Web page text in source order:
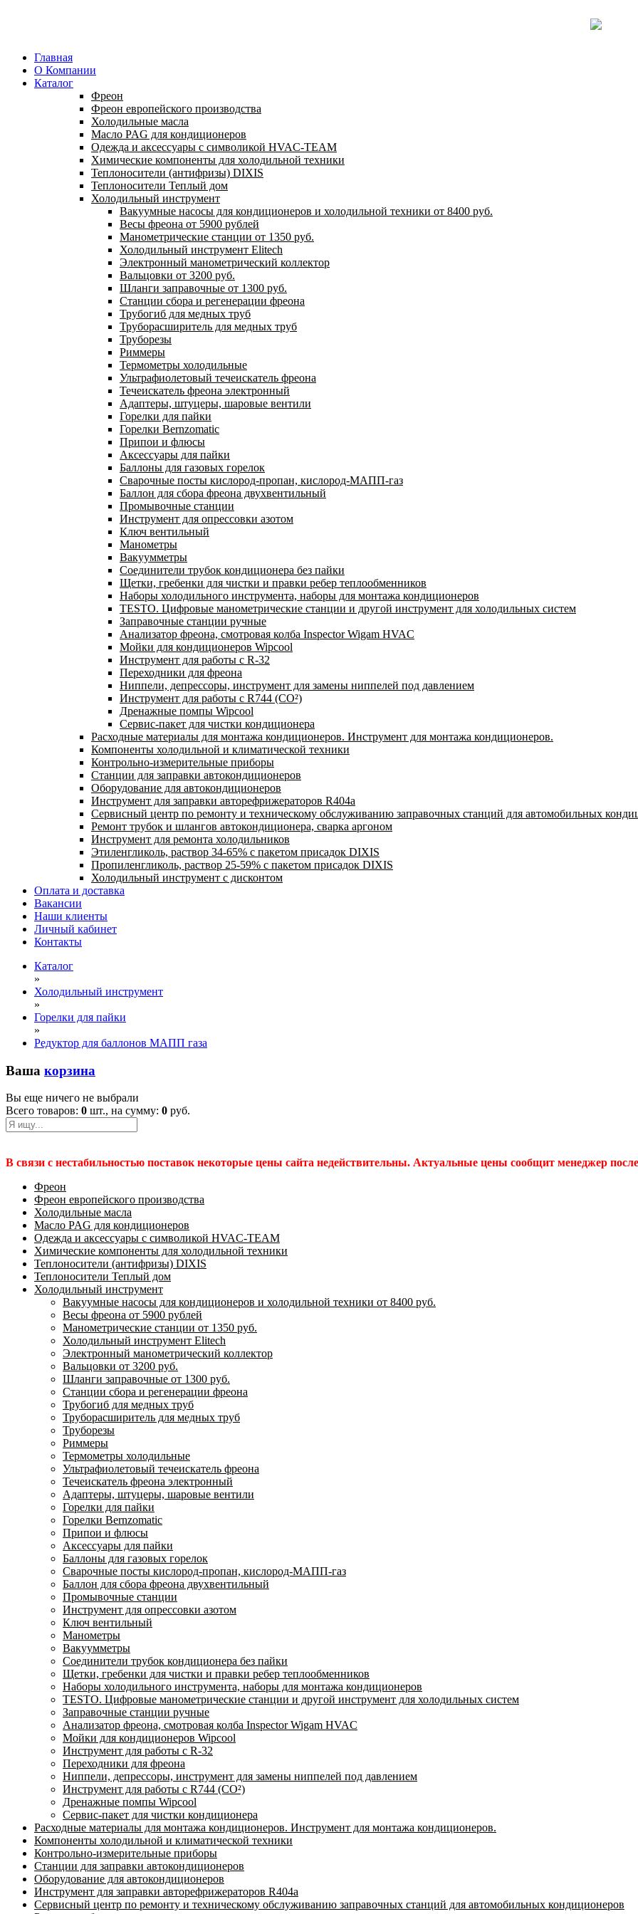
Главная
О Компании
Каталог
Фреон
Фреон европейского производства
Холодильные масла
Масло PAG для кондиционеров
Одежда и аксессуары с символикой HVAC-TEAM
Химические компоненты для холодильной техники
Теплоносители (антифризы) DIXIS
Теплоносители Теплый дом
Холодильный инструмент
Вакуумные насосы для кондиционеров и холодильной техники от 8400 руб.
Весы фреона от 5900 рублей
Манометрические станции от 1350 руб.
Холодильный инструмент Elitech
Электронный манометрический коллектор
Вальцовки от 3200 руб.
Шланги заправочные от 1300 руб.
Станции сбора и регенерации фреона
Трубогиб для медных труб
Труборасширитель для медных труб
Труборезы
Риммеры
Термометры холодильные
Ультрафиолетовый течеискатель фреона
Течеискатель фреона электронный
Адаптеры, штуцеры, шаровые вентили
Горелки для пайки
Горелки Bernzomatic
Припои и флюсы
Аксессуары для пайки
Баллоны для газовых горелок
Сварочные посты кислород-пропан, кислород-МАПП-газ
Баллон для сбора фреона двухвентильный
Промывочные станции
Инструмент для опрессовки азотом
Ключ вентильный
Манометры
Вакуумметры
Соединители трубок кондиционера без пайки
Щетки, гребенки для чистки и правки ребер теплообменников
Наборы холодильного инструмента, наборы для монтажа кондиционеров
TESTO. Цифровые манометрические станции и другой инструмент для холодильных систем
Заправочные станции ручные
Анализатор фреона, смотровая колба Inspector Wigam HVAC
Мойки для кондиционеров Wipcool
Инструмент для работы с R-32
Переходники для фреона
Ниппели, депрессоры, инструмент для замены ниппелей под давлением
Инструмент для работы с R744 (CO²)
Дренажные помпы Wipcool
Сервис-пакет для чистки кондиционера
Расходные материалы для монтажа кондиционеров. Инструмент для монтажа кондиционеров.
Компоненты холодильной и климатической техники
Контрольно-измерительные приборы
Станции для заправки автокондиционеров
Оборудование для автокондиционеров
Инструмент для заправки авторефрижераторов R404a
Сервисный центр по ремонту и техническому обслуживанию заправочных станций для автомобильных
Ремонт трубок и шлангов автокондиционера, сварка аргоном
Инструмент для ремонта холодильников
Этиленгликоль, раствор 34-65% с пакетом присадок DIXIS
Пропиленгликоль, раствор 25-59% с пакетом присадок DIXIS
Холодильный инструмент с дисконтом
Оплата и доставка
Вакансии
Наши клиенты
Личный кабинет
Контакты
Каталог
»
Холодильный инструмент
»
Горелки для пайки
»
Редуктор для баллонов МАПП газа
Ваша корзина
Вы еще ничего не выбрали
Всего товаров: 0 шт., на сумму: 0 руб.
В связи с нестабильностью поставок некоторые цены сайта недействительны. Актуальные цены сообщит менеджер
Фреон
Фреон европейского производства
Холодильные масла
Масло PAG для кондиционеров
Одежда и аксессуары с символикой HVAC-TEAM
Химические компоненты для холодильной техники
Теплоносители (антифризы) DIXIS
Теплоносители Теплый дом
Холодильный инструмент
Вакуумные насосы для кондиционеров и холодильной техники от 8400 руб.
Весы фреона от 5900 рублей
Манометрические станции от 1350 руб.
Холодильный инструмент Elitech
Электронный манометрический коллектор
Вальцовки от 3200 руб.
Шланги заправочные от 1300 руб.
Станции сбора и регенерации фреона
Трубогиб для медных труб
Труборасширитель для медных труб
Труборезы
Риммеры
Термометры холодильные
Ультрафиолетовый течеискатель фреона
Течеискатель фреона электронный
Адаптеры, штуцеры, шаровые вентили
Горелки для пайки
Горелки Bernzomatic
Припои и флюсы
Аксессуары для пайки
Баллоны для газовых горелок
Сварочные посты кислород-пропан, кислород-МАПП-газ
Баллон для сбора фреона двухвентильный
Промывочные станции
Инструмент для опрессовки азотом
Ключ вентильный
Манометры
Вакуумметры
Соединители трубок кондиционера без пайки
Щетки, гребенки для чистки и правки ребер теплообменников
Наборы холодильного инструмента, наборы для монтажа кондиционеров
TESTO. Цифровые манометрические станции и другой инструмент для холодильных систем
Заправочные станции ручные
Анализатор фреона, смотровая колба Inspector Wigam HVAC
Мойки для кондиционеров Wipcool
Инструмент для работы с R-32
Переходники для фреона
Ниппели, депрессоры, инструмент для замены ниппелей под давлением
Инструмент для работы с R744 (CO²)
Дренажные помпы Wipcool
Сервис-пакет для чистки кондиционера
Расходные материалы для монтажа кондиционеров. Инструмент для монтажа кондиционеров.
Компоненты холодильной и климатической техники
Контрольно-измерительные приборы
Станции для заправки автокондиционеров
Оборудование для автокондиционеров
Инструмент для заправки авторефрижераторов R404a
Сервисный центр по ремонту и техническому обслуживанию заправочных станций для автомобильных кондиционеров